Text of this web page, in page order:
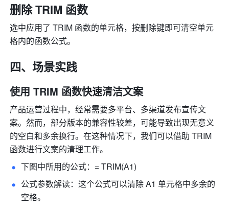
删除 TRIM 函数
选中应用了 TRIM 函数的单元格，按删除键即可清空单元
格内的函数公式。
四、场景实践
使用 TRIM 函数快速清洁文案
产品运营过程中，经常需要多平台、多渠道发布宣传文
案。然而，部分版本的兼容性较差，可能导致出现无意义
的空白和多余换行。在这种情况下，我们可以借助 TRIM
函数进行文案的清理工作。
下图中所用的公式：= TRIM(A1)
公式参数解读：这个公式可以清除 A1 单元格中多余的
空格。